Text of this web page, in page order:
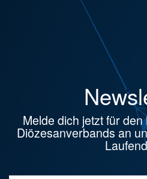
Melde dich jetzt für
Diözesanverbands an